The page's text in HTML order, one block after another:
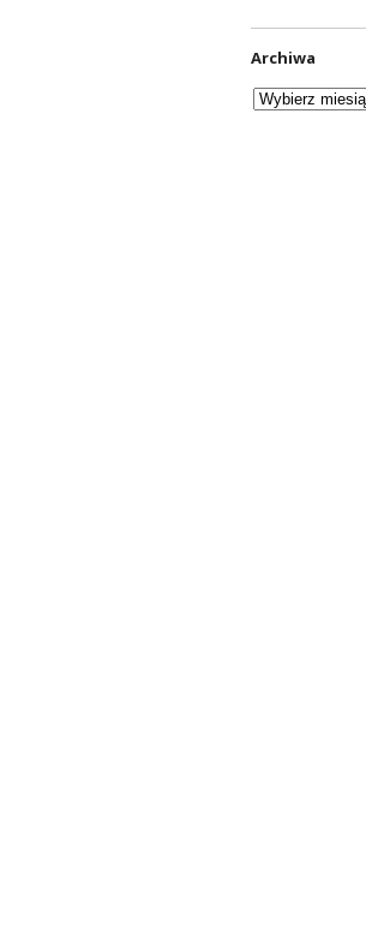
Archiwa